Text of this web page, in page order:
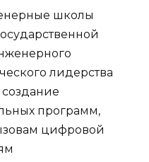
школы
лидерства
программ,
цифровой